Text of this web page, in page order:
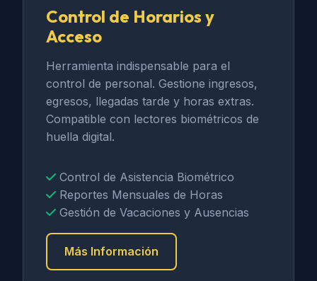
Control de Horarios y
Acceso
Herramienta indispensable para el
control de personal. Gestione ingresos,
egresos, llegadas tarde y horas extras.
Compatible con lectores biométricos de
huella digital.
Control de Asistencia Biométrico
Reportes Mensuales de Horas
Gestión de Vacaciones y Ausencias
Más Información